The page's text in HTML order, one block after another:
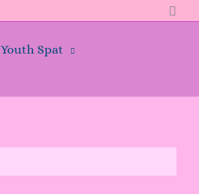
Youth Spat